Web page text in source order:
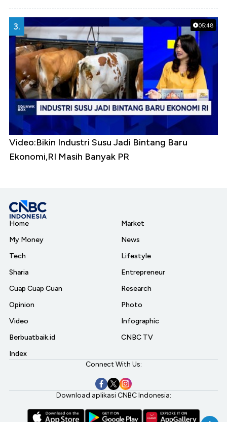
05:48
3.
Video:Bikin Industri Susu Jadi Bintang Baru
Ekonomi,RI Masih Banyak PR
Home
My Money
Tech
Sharia
Cuap Cuap Cuan
Opinion
Video
Berbuatbaik.id
Index
Market
News
Lifestyle
Entrepreneur
Research
Photo
Infographic
CNBC TV
Connect With Us:
Download aplikasi CNBC Indonesia: